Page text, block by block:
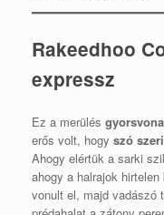
Rakeedhoo
expressz
Ez a merülés
erős volt, hogy szó
Ahogy elértük a sarki
ahogy a halrajok
vonult el, majd vadászó